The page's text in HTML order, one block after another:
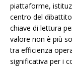
piattaforme,
centro del
chiave di lettura
valore non è più
tra efficienza
significativa per i